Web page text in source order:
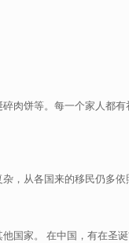
肉饼等。每一个家人都
，从各国来的移民仍多
国家。 在中国，有在圣